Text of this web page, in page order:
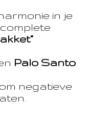
in je
Palo Santo
negatieve